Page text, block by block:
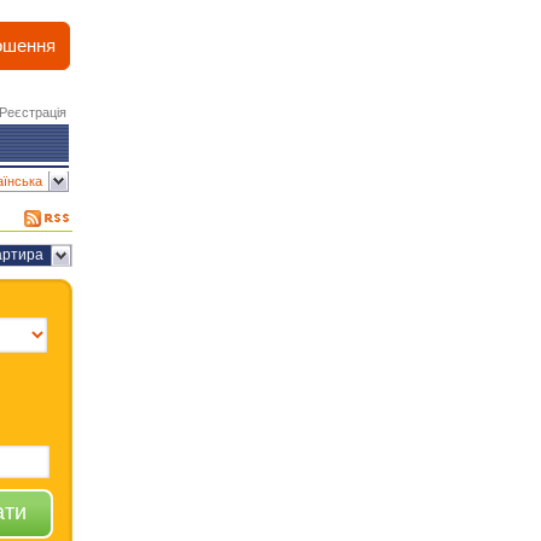
Реєстрація